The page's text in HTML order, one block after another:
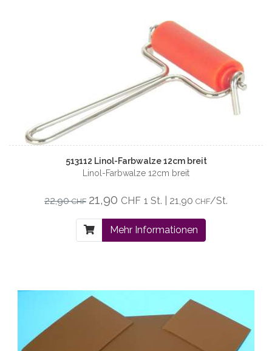
513112 Linol-Farbwalze 12cm breit
Linol-Farbwalze 12cm breit
22,90CHF 21,90 CHF 1 St. | 21,90 CHF/St.
Mehr Informationen